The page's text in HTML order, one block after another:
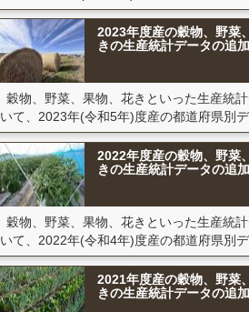
2023年度産の穀物、野菜
きの生産統計データの追加
穀物、野菜、果物、花きといった生産統
いて、2023年(令和5年)度産の都道府県別
2022年度産の穀物、野菜
きの生産統計データの追加
穀物、野菜、果物、花きといった生産統
いて、2022年(令和4年)度産の都道府県別
2021年度産の穀物、野菜
きの生産統計データの追加